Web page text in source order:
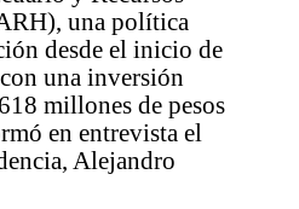
una política
desde el inicio de
una inversión
millones de pesos
en entrevista el
Alejandro